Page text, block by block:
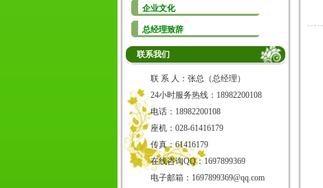
企业文化
总经理致辞
联系我们
联 系 人：张总（总经理）
24小时服务热线：18982200108
电话：18982200108
座机：028-61416179
传真：61416179
在线咨询QQ：1697899369
电子邮箱：1697899369@qq.com